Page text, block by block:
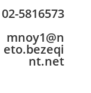
02-5816573
mnoy1@n
eto.bezeqi
nt.net